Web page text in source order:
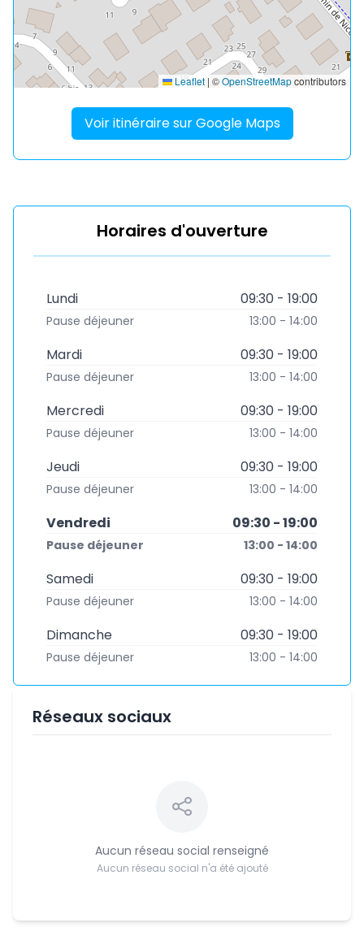
Leaflet | ©OpenStreetMapcontributors
Voir itinéraire sur Google Maps
Horaires d'ouverture
Lundi 09:30 - 19:00
Pause déjeuner 13:00 - 14:00
Mardi 09:30 - 19:00
Pause déjeuner 13:00 - 14:00
Mercredi 09:30 - 19:00
Pause déjeuner 13:00 - 14:00
Jeudi 09:30 - 19:00
Pause déjeuner 13:00 - 14:00
Vendredi 09:30 - 19:00
Pause déjeuner 13:00 - 14:00
Samedi 09:30 - 19:00
Pause déjeuner 13:00 - 14:00
Dimanche 09:30 - 19:00
Pause déjeuner 13:00 - 14:00
Réseaux sociaux
Aucun réseau social renseigné
Aucun réseau social n'a été ajouté